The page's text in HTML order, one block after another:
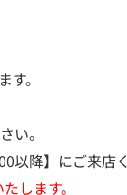
。
い。
以降】にご来店
します。